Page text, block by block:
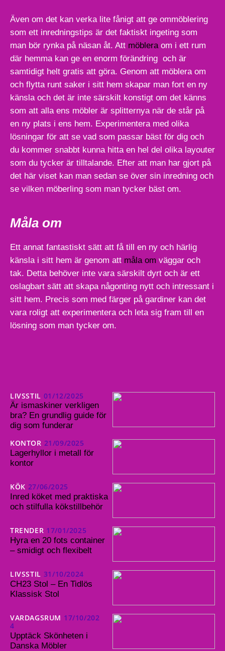
Även om det kan verka lite fånigt att ge ommöblering
som ett inredningstips är det faktiskt ingeting som
man bör rynka på näsan åt. Att möbleraom i ett rum
där hemma kan ge en enorm förändring och är
samtidigt helt gratis att göra. Genom att möblera om
och flytta runt saker i sitt hem skapar man fort en ny
känsla och det är inte särskilt konstigt om det känns
som att alla ens möbler är splitternya när de står på
en ny plats i ens hem. Experimentera med olika
lösningar för att se vad som passar bäst för dig och
du kommer snabbt kunna hitta en hel del olika layouter
som du tycker är tilltalande. Efter att man har gjort på
det här viset kan man sedan se över sin inredning och
se vilken möberling som man tycker bäst om.
Måla om
Ett annat fantastiskt sätt att få till en ny och härlig
känsla i sitt hem är genom att måla om väggar och
tak. Detta behöver inte vara särskilt dyrt och är ett
oslagbart sätt att skapa någonting nytt och intressant i
sitt hem. Precis som med färger på gardiner kan det
vara roligt att experimentera och leta sig fram till en
lösning som man tycker om.
LIVSSTIL 01/12/2025
Är ismaskiner verkligen
bra? En grundlig guide för
dig som funderar
KONTOR 21/09/2025
Lagerhyllor i metall för
kontor
KÖK 27/06/2025
Inred köket med praktiska
och stilfulla kökstillbehör
TRENDER 17/01/2025
Hyra en 20 fots container
– smidigt och flexibelt
LIVSSTIL 31/10/2024
CH23 Stol – En Tidlös
Klassisk Stol
VARDAGSRUM 17/10/202
4
Upptäck Skönheten i
Danska Möbler